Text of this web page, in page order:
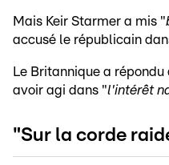
Mais Keir Starmer a mis "
accusé le républicain
Le Britannique a
avoir agi dans "l'intérêt
"Sur la corde